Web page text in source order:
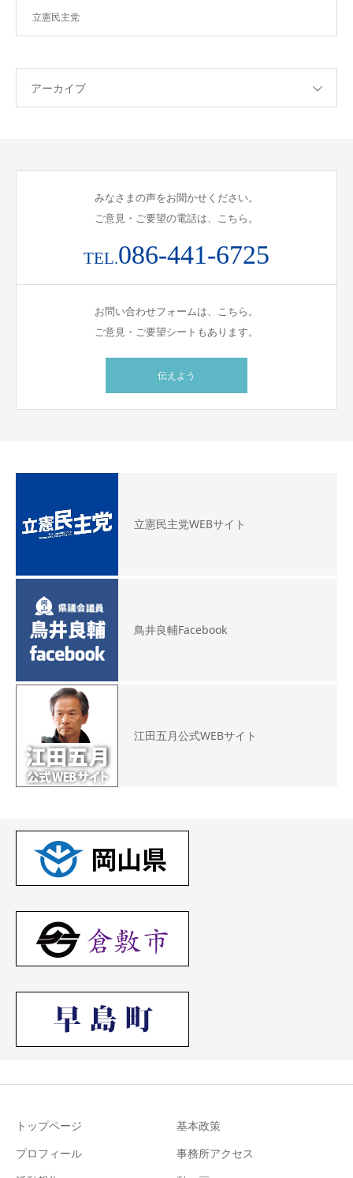
立憲民主党
アーカイブ
みなさまの声をお聞かせください。
ご意見・ご要望の電話は、こちら。
TEL.086-441-6725
お問い合わせフォームは、こちら。
ご意見・ご要望シートもあります。
伝えよう
立憲民主党WEBサイト
鳥井良輔Facebook
江田五月公式WEBサイト
トップページ
基本政策
プロフィール
事務所アクセス